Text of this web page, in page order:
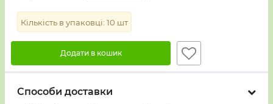
Кількість в упаковці: 10 шт
Додати в кошик
Способи доставки